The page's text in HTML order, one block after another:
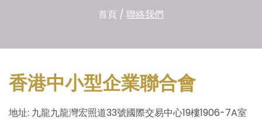
首頁 / 聯絡我們
香港中小型企業聯合會
地址: 九龍九龍灣宏照道33號國際交易中心19樓1906-7A室